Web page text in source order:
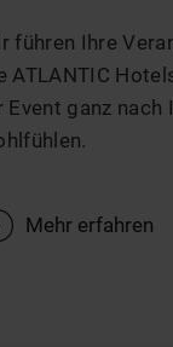
führen Ihre
ATLANTIC
Event ganz
Mehr erfahren